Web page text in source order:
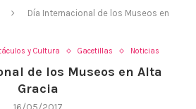
Día Internacional de los Museos en
y Cultura Gacetillas Noticias
de los Museos en Alta
Gracia